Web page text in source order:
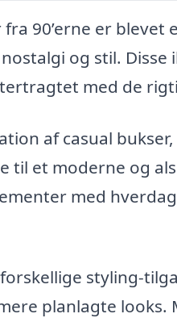
90’erne er
og stil.
med de
af casual
til et moderne og
med
styling-
planlagte looks.